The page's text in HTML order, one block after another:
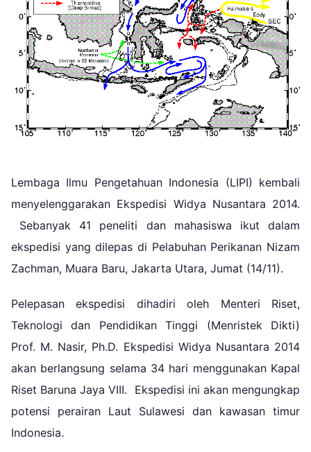
Lembaga Ilmu Pengetahuan Indonesia (LIPI) kembali
menyelenggarakan Ekspedisi Widya Nusantara 2014.
Sebanyak 41 peneliti dan mahasiswa ikut dalam
ekspedisi yang dilepas di Pelabuhan Perikanan Nizam
Zachman, Muara Baru, Jakarta Utara, Jumat (14/11).
Pelepasan ekspedisi dihadiri oleh Menteri Riset,
Teknologi dan Pendidikan Tinggi (Menristek Dikti)
Prof. M. Nasir, Ph.D. Ekspedisi Widya Nusantara 2014
akan berlangsung selama 34 hari menggunakan Kapal
Riset Baruna Jaya VIII. Ekspedisi ini akan mengungkap
potensi perairan Laut Sulawesi dan kawasan timur
Indonesia.